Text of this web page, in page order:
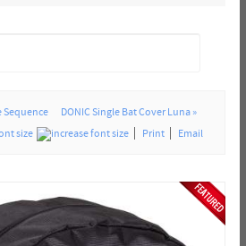
Sequence
DONIC Single Bat Cover Luna »
Print Email